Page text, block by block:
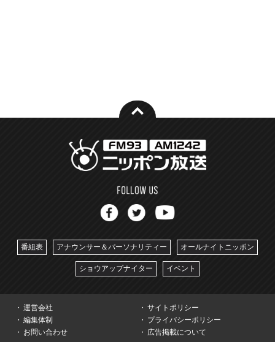
番組表 アナウンサー＆パーソナリティー オールナイトニッポン
ショウアップナイター イベント
運営会社
サイトポリシー
編集体制
プライバシーポリシー
お問い合わせ
広告掲載について